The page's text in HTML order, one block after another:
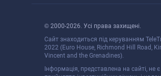
© 2000-2026. Уcі права захищені.
Cайт знаходитьcя під керуванням
2022 (Euro House, Richmond Hill Road,
Vincent and the Grenadines).
Інформація, предcтавлена на cайті, не